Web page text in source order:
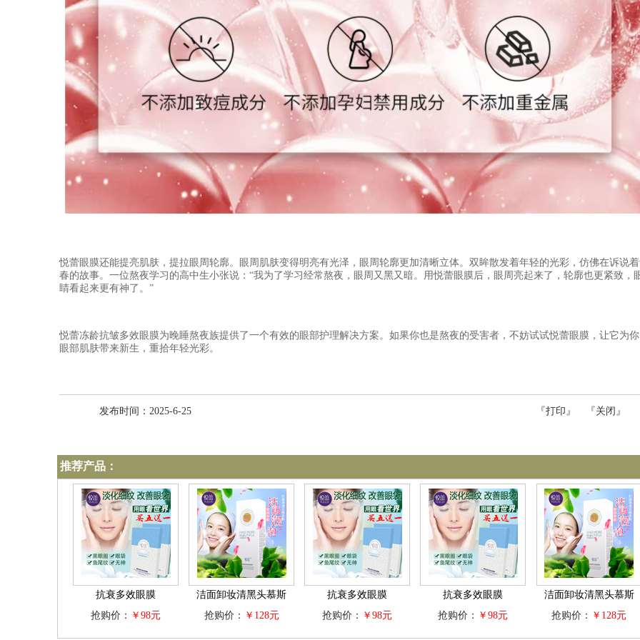
悦蕾眼膜还能提亮肌肤，提拉眼周轮廓。眼周肌肤变得明亮有光泽，眼周轮廓更加清晰立体。双眸散发着年轻的光彩，仿佛在诉说
春的故事。一位熬夜学习的高中生小张说： “我为了学习经常熬夜，眼周又黑又暗。用悦蕾眼膜后，眼周亮起来了，轮廓也更紧致，
睛看起来更有神了。”
悦蕾冻龄抗皱多效眼膜为晚睡熬夜族提供了一个有效的眼部护理解决方案。如果你也是熬夜的受害者，不妨试试悦蕾眼膜，让它为
眼部肌肤带来新生，重拾年轻光彩。
发布时间：2025-6-25 『打印 』 『 关闭 』